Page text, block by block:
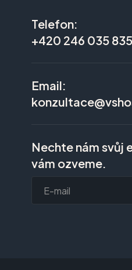
Telefon:
+420 246 035 835
Email:
Nechte nám svůj
vám ozveme.